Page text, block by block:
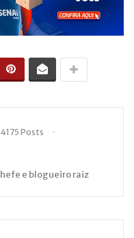
Posts
e blogueiro raiz